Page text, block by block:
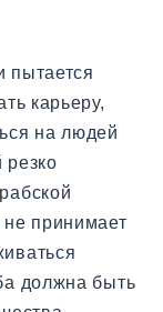
пытается
карьеру,
на людей
резко
принимает
должна быть